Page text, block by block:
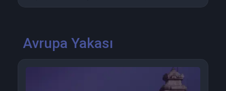
Avrupa Yakası